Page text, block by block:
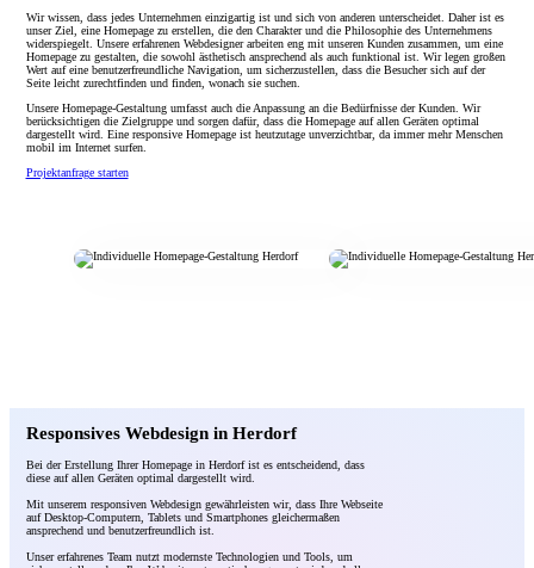
Wir wissen, dass jedes Unternehmen einzigartig ist und sich von anderen unterscheidet. Daher ist es
unser Ziel, eine Homepage zu erstellen, die den Charakter und die Philosophie des Unternehmens
widerspiegelt. Unsere erfahrenen Webdesigner arbeiten eng mit unseren Kunden zusammen, um eine
Homepage zu gestalten, die sowohl ästhetisch ansprechend als auch funktional ist. Wir legen großen
Wert auf eine benutzerfreundliche Navigation, um sicherzustellen, dass die Besucher sich auf der
Seite leicht zurechtfinden und finden, wonach sie suchen.
Unsere Homepage-Gestaltung umfasst auch die Anpassung an die Bedürfnisse der Kunden. Wir
berücksichtigen die Zielgruppe und sorgen dafür, dass die Homepage auf allen Geräten optimal
dargestellt wird. Eine responsive Homepage ist heutzutage unverzichtbar, da immer mehr Menschen
mobil im Internet surfen.
Projektanfrage starten
Responsives Webdesign in Herdorf
Bei der Erstellung Ihrer Homepage in Herdorf ist es entscheidend, dass
diese auf allen Geräten optimal dargestellt wird.
Mit unserem responsiven Webdesign gewährleisten wir, dass Ihre Webseite
auf Desktop-Computern, Tablets und Smartphones gleichermaßen
ansprechend und benutzerfreundlich ist.
Unser erfahrenes Team nutzt modernste Technologien und Tools, um